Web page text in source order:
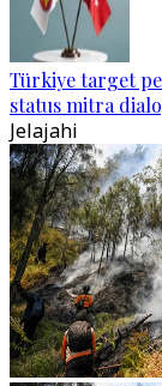
Türkiye target
status mitra
Jelajahi